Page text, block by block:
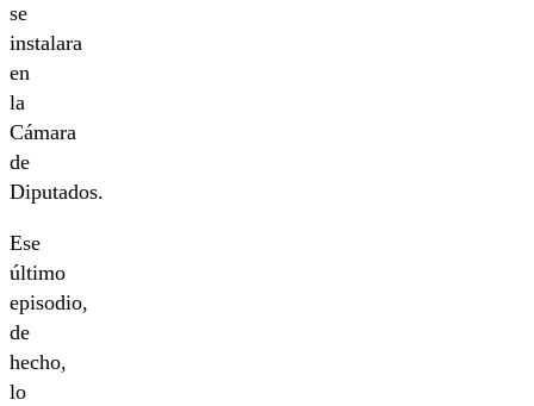
se
instalara
en
la
Cámara
de
Diputados.
Ese
último
episodio,
de
hecho,
lo